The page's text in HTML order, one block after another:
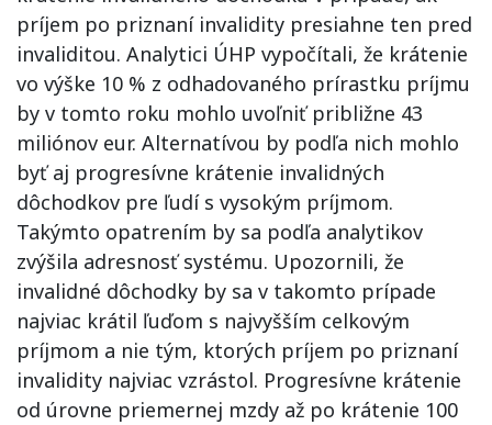
príjem po priznaní invalidity presiahne ten pred
invaliditou. Analytici ÚHP vypočítali, že krátenie
vo výške 10 % z odhadovaného prírastku príjmu
by v tomto roku mohlo uvoľniť približne 43
miliónov eur. Alternatívou by podľa nich mohlo
byť aj progresívne krátenie invalidných
dôchodkov pre ľudí s vysokým príjmom.
Takýmto opatrením by sa podľa analytikov
zvýšila adresnosť systému. Upozornili, že
invalidné dôchodky by sa v takomto prípade
najviac krátil ľuďom s najvyšším celkovým
príjmom a nie tým, ktorých príjem po priznaní
invalidity najviac vzrástol. Progresívne krátenie
od úrovne priemernej mzdy až po krátenie 100